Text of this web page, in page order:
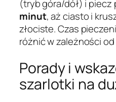
(tryb góra/dół) i piecz
minut, aż ciasto i
złociste. Czas
różnić w zależności
Porady i
szarlotki na